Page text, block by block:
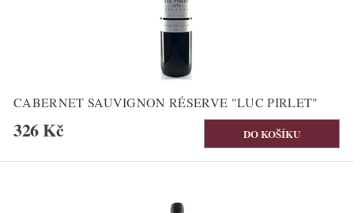
CABERNET SAUVIGNON RÉSERVE "LUC PIRLET"
326 Kč